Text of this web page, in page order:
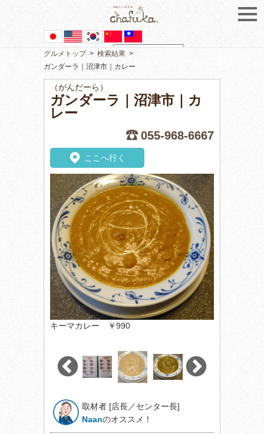
Powered by
グルメトップ> 検索結果 >
ガンダーラ｜沼津市｜カレー
（がんだーら）
ガンダーラ｜沼津市｜カ
レー
055-968-6667
ここへ行く
キーマカレー ￥990
取材者 [店長／センター長]
Naanのオススメ！